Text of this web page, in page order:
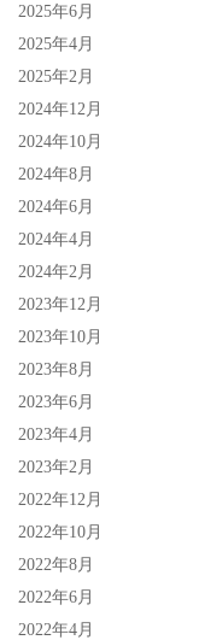
2025年6月
2025年4月
2025年2月
2024年12月
2024年10月
2024年8月
2024年6月
2024年4月
2024年2月
2023年12月
2023年10月
2023年8月
2023年6月
2023年4月
2023年2月
2022年12月
2022年10月
2022年8月
2022年6月
2022年4月